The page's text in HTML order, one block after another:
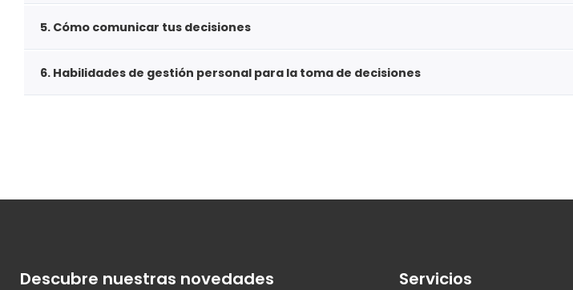
5. Cómo comunicar tus decisiones
6. Habilidades de gestión personal para la toma de decisiones
Descubre nuestras novedades Servicios